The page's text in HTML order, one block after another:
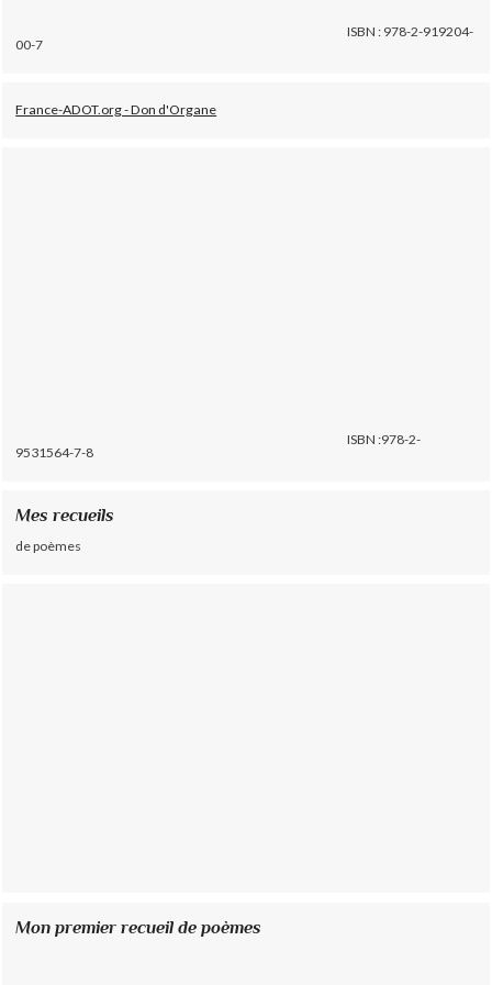
ISBN : 978-2-919204-
00-7
France-ADOT.org - Don d'Organe
ISBN :978-2-
9531564-7-8
Mes recueils
de poèmes
Mon premier recueil de poèmes